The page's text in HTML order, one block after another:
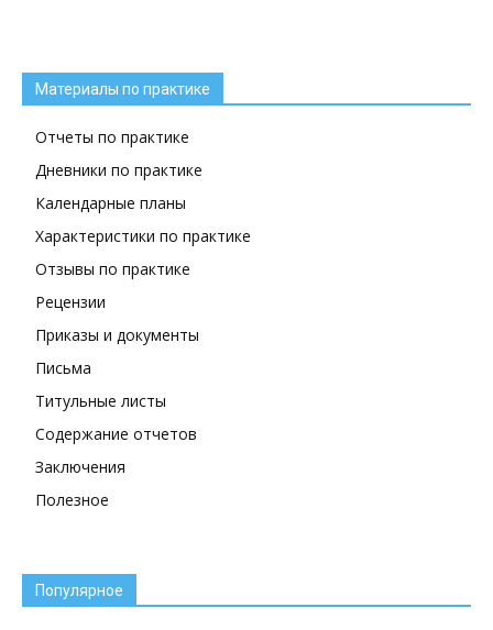
Материалы по практике
Отчеты по практике
Дневники по практике
Календарные планы
Характеристики по практике
Отзывы по практике
Рецензии
Приказы и документы
Письма
Титульные листы
Содержание отчетов
Заключения
Полезное
Популярное